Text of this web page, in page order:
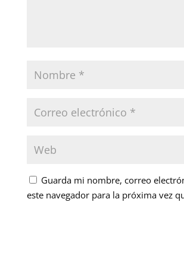
Guarda mi nombre, correo
este navegador para la próxima vez